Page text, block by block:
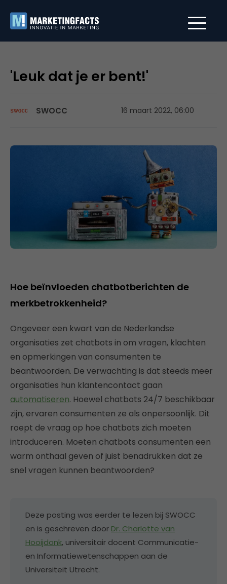
'Leuk dat je er bent!'
SWOCC 16 maart 2022, 06:00
Hoe beïnvloeden chatbotberichten de
merkbetrokkenheid?
Ongeveer een kwart van de Nederlandse
organisaties zet chatbots in om vragen, klachten
en opmerkingen van consumenten te
beantwoorden. De verwachting is dat steeds meer
organisaties hun klantencontact gaan
automatiseren. Hoewel chatbots 24/7 beschikbaar
zijn, ervaren consumenten ze als onpersoonlijk. Dit
roept de vraag op hoe chatbots zich moeten
introduceren. Moeten chatbots consumenten een
warm onthaal geven of juist benadrukken dat ze
snel vragen kunnen beantwoorden?
Deze posting was eerder te lezen bij SWOCC
en is geschreven door Dr. Charlotte van
Hooijdonk, universitair docent Communicatie-
en Informatiewetenschappen aan de
Universiteit Utrecht.